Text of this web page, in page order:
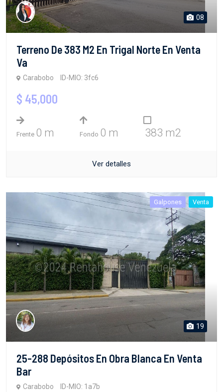
08
Terreno De 383 M2 En Trigal Norte En Venta
Va
Carabobo ID-MIO: 3fc6
$ 45,000
Frente 0 m Fondo 0 m 383 m2
Ver detalles
Galpones Venta
19
25-288 Depósitos En Obra Blanca En Venta
Bar
Carabobo ID-MIO: 1a7b